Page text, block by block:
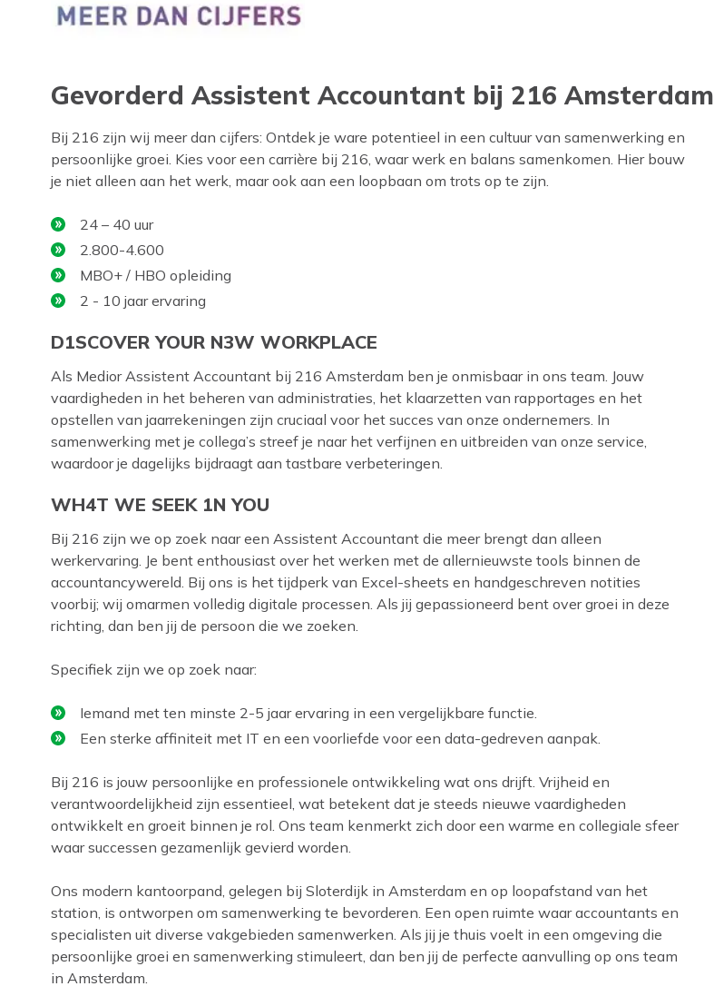
Gevorderd Assistent Accountant bij 216 Amsterdam
Bij 216 zijn wij meer dan cijfers: Ontdek je ware potentieel in een cultuur van samenwerking en
persoonlijke groei. Kies voor een carrière bij 216, waar werk en balans samenkomen. Hier bouw
je niet alleen aan het werk, maar ook aan een loopbaan om trots op te zijn.
24 – 40 uur
2.800-4.600
MBO+ / HBO opleiding
2 - 10 jaar ervaring
D1SCOVER YOUR N3W WORKPLACE
Als Medior Assistent Accountant bij 216 Amsterdam ben je onmisbaar in ons team. Jouw
vaardigheden in het beheren van administraties, het klaarzetten van rapportages en het
opstellen van jaarrekeningen zijn cruciaal voor het succes van onze ondernemers. In
samenwerking met je collega’s streef je naar het verfijnen en uitbreiden van onze service,
waardoor je dagelijks bijdraagt aan tastbare verbeteringen.
WH4T WE SEEK 1N YOU
Bij 216 zijn we op zoek naar een Assistent Accountant die meer brengt dan alleen
werkervaring. Je bent enthousiast over het werken met de allernieuwste tools binnen de
accountancywereld. Bij ons is het tijdperk van Excel-sheets en handgeschreven notities
voorbij; wij omarmen volledig digitale processen. Als jij gepassioneerd bent over groei in deze
richting, dan ben jij de persoon die we zoeken.
Specifiek zijn we op zoek naar:
Iemand met ten minste 2-5 jaar ervaring in een vergelijkbare functie.
Een sterke affiniteit met IT en een voorliefde voor een data-gedreven aanpak.
Bij 216 is jouw persoonlijke en professionele ontwikkeling wat ons drijft. Vrijheid en
verantwoordelijkheid zijn essentieel, wat betekent dat je steeds nieuwe vaardigheden
ontwikkelt en groeit binnen je rol. Ons team kenmerkt zich door een warme en collegiale sfeer
waar successen gezamenlijk gevierd worden.
Ons modern kantoorpand, gelegen bij Sloterdijk in Amsterdam en op loopafstand van het
station, is ontworpen om samenwerking te bevorderen. Een open ruimte waar accountants en
specialisten uit diverse vakgebieden samenwerken. Als jij je thuis voelt in een omgeving die
persoonlijke groei en samenwerking stimuleert, dan ben jij de perfecte aanvulling op ons team
in Amsterdam.